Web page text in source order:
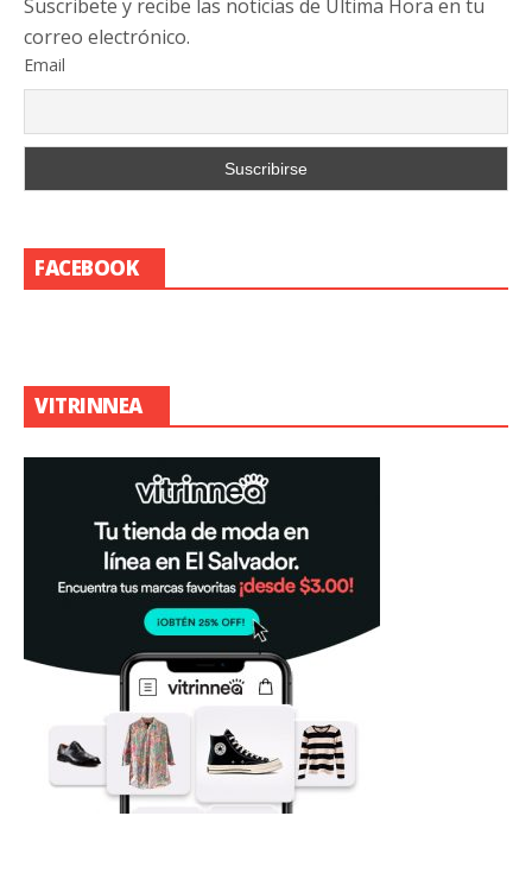
Suscribete y recibe las noticias de Última Hora en tu
correo electrónico.
Email
FACEBOOK
VITRINNEA